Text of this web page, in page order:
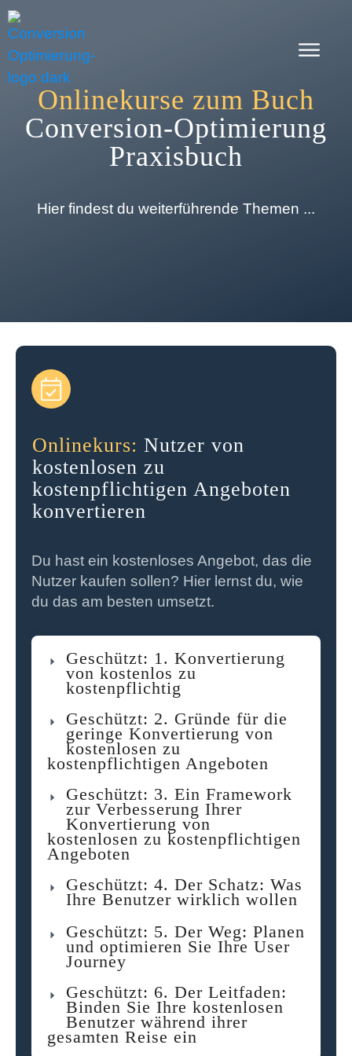
Onlinekurse zum Buch
Conversion-Optimierung
Praxisbuch
Hier findest du weiterführende Themen ...
Onlinekurs: Nutzer von
kostenlosen zu
kostenpflichtigen Angeboten
konvertieren
Du hast ein kostenloses Angebot, das die
Nutzer kaufen sollen? Hier lernst du, wie
du das am besten umsetzt.
Geschützt: 1. Konvertierung
von kostenlos zu
kostenpflichtig
Geschützt: 2. Gründe für die
geringe Konvertierung von
kostenlosen zu
kostenpflichtigen Angeboten
Geschützt: 3. Ein Framework
zur Verbesserung Ihrer
Konvertierung von
kostenlosen zu kostenpflichtigen
Angeboten
Geschützt: 4. Der Schatz: Was
Ihre Benutzer wirklich wollen
Geschützt: 5. Der Weg: Planen
und optimieren Sie Ihre User
Journey
Geschützt: 6. Der Leitfaden:
Binden Sie Ihre kostenlosen
Benutzer während ihrer
gesamten Reise ein